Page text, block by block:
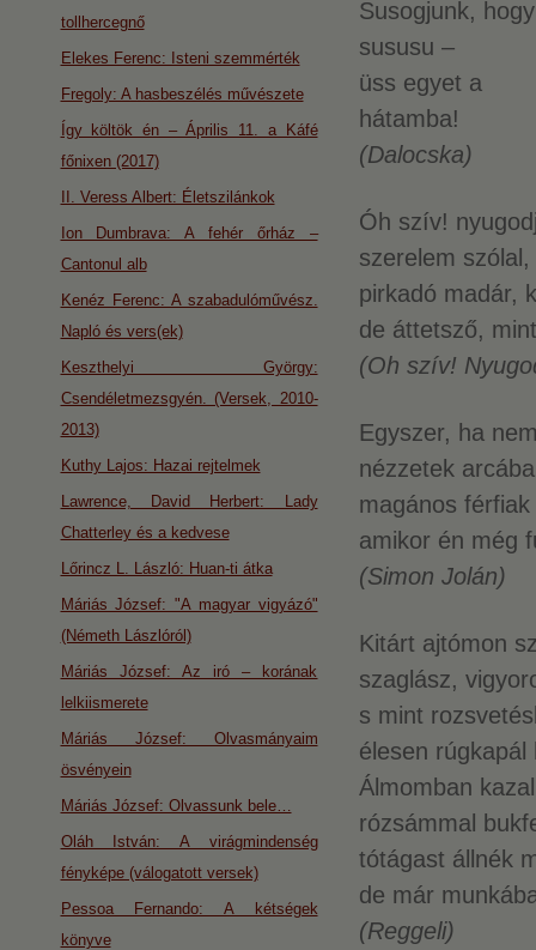
Susogjunk, hogy
sususu –
üss egyet a
hátamba!
(Dalocska)
Óh szív!
szerelem
pirkadó madár,
de áttetsző,
(Oh szív!
Egyszer, ha
nézzetek
magános
amikor én még
(Simon Jolán)
Kitárt ajtómon
szaglász,
s mint
élesen rúgkapál
Álmomban
rózsámmal
tótágast állnék
de már
(Reggeli)
tollhercegnő
Elekes Ferenc: Isteni szemmérték
Fregoly: A hasbeszélés művészete
Így költök én – Április 11. a Káfé
főnixen (2017)
II. Veress Albert: Életszilánkok
Ion Dumbrava: A fehér őrház –
Cantonul alb
Kenéz Ferenc: A szabadulóművész.
Napló és vers(ek)
Keszthelyi György:
Csendéletmezsgyén. (Versek, 2010-
2013)
Kuthy Lajos: Hazai rejtelmek
Lawrence, David Herbert: Lady
Chatterley és a kedvese
Lőrincz L. László: Huan-ti átka
Máriás József: "A magyar vigyázó"
(Németh Lászlóról)
Máriás József: Az iró – korának
lelkiismerete
Máriás József: Olvasmányaim
ösvényein
Máriás József: Olvassunk bele…
Oláh István: A virágmindenség
fényképe (válogatott versek)
Pessoa Fernando: A kétségek
könyve